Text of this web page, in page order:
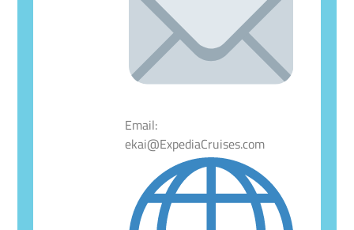
Email:
ekai@ExpediaCruises.com